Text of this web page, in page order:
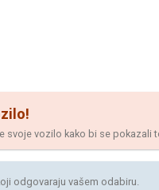
svoje vozilo kako bi se pokazali
odgovaraju vašem odabiru.